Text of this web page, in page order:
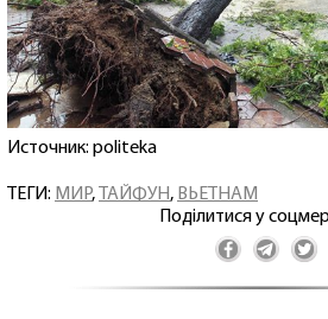
Источник: politeka
ТЕГИ: МИР, ТАЙФУН, ВЬЕТНАМ
Поділитися у